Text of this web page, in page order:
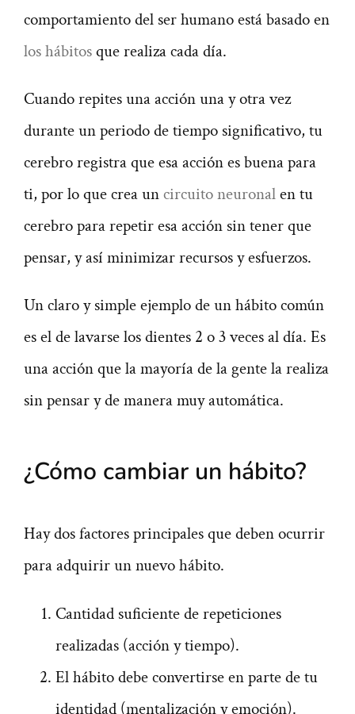
comportamiento del ser humano está basado en
los hábitosque realiza cada día.
Cuando repites una acción una y otra vez
durante un periodo de tiempo significativo, tu
cerebro registra que esa acción es buena para
ti, por lo que crea uncircuito neuronalen tu
cerebro para repetir esa acción sin tener que
pensar, y así minimizar recursos y esfuerzos.
Un claro y simple ejemplo de un hábito común
es el de lavarse los dientes 2 o 3 veces al día. Es
una acción que la mayoría de la gente la realiza
sin pensar y de manera muy automática.
¿Cómo cambiar un hábito?
Hay dos factores principales que deben ocurrir
para adquirir un nuevo hábito.
Cantidad suficiente de repeticiones
realizadas (acción y tiempo).
El hábito debe convertirse en parte de tu
identidad (mentalización y emoción).